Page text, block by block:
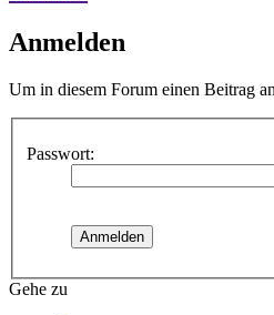
Anmelden
Um in diesem Forum einen Beitrag
Passwort:
Gehe zu